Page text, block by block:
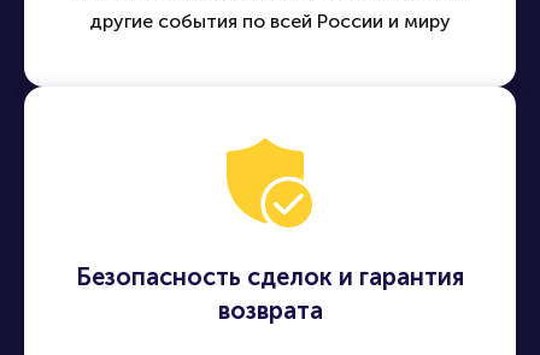
другие события по всей России и миру
Безопасность сделок и гарантия
возврата